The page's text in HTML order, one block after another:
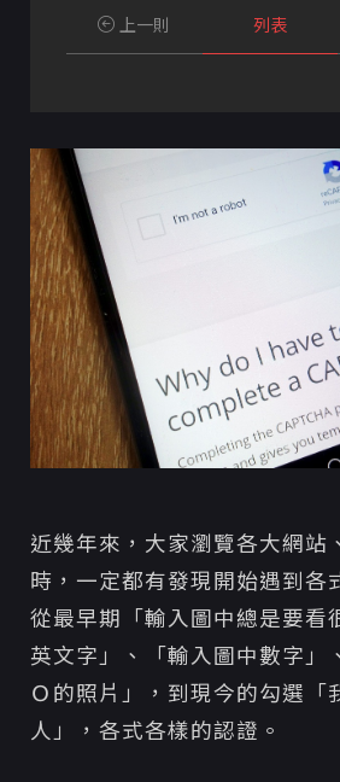
上一則 列表
近幾年來，大家瀏覽各大網站
時，一定都有發現開始遇到各
從最早期「輸入圖中總是要看
英文字」、「輸入圖中數字」
Ｏ的照片」，到現今的勾選「
人」，各式各樣的認證。